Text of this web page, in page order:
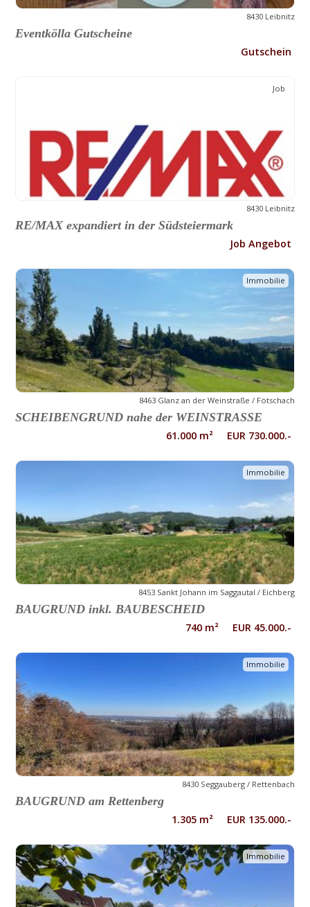
8430 Leibnitz
Eventkölla Gutscheine
Gutschein
Job
8430 Leibnitz
RE/MAX expandiert in der Südsteiermark
Job Angebot
Immobilie
8463 Glanz an der Weinstraße / Fötschach
SCHEIBENGRUND nahe der WEINSTRASSE
61.000 m² EUR 730.000.-
Immobilie
8453 Sankt Johann im Saggautal / Eichberg
BAUGRUND inkl. BAUBESCHEID
740 m² EUR 45.000.-
Immobilie
8430 Seggauberg / Rettenbach
BAUGRUND am Rettenberg
1.305 m² EUR 135.000.-
Immobilie